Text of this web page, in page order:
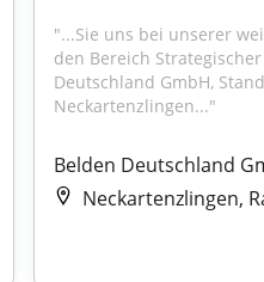
"...Sie uns bei unserer
den Bereich Strategischer
Deutschland GmbH,
Neckartenzlingen..."
Belden Deutschland
Neckartenzlingen,